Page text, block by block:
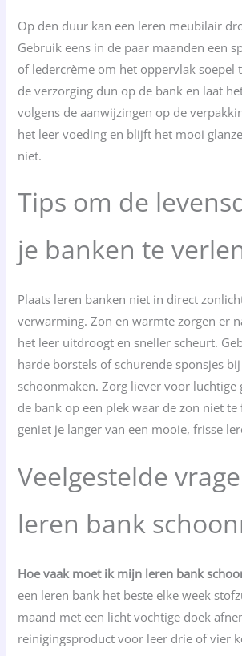
Op den duur kan een leren meubilair
Gebruik eens in de paar maanden een
of ledercrème om het oppervlak soepel
de verzorging dun op de bank en laat
volgens de aanwijzingen op de
het leer voeding en blijft het mooi
niet.
Tips om de
je banken te
Plaats leren banken niet in direct
verwarming. Zon en warmte zorgen er
het leer uitdroogt en sneller scheurt.
harde borstels of schurende sponsjes
schoonmaken. Zorg liever voor luchtige
de bank op een plek waar de zon niet te
geniet je langer van een mooie, frisse
Veelgestelde
leren bank
Hoe vaak moet ik mijn leren bank
een leren bank het beste elke week
maand met een licht vochtige doek
reinigingsproduct voor leer drie of vier